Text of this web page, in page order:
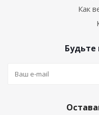
Как
Будьте